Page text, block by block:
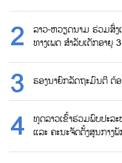
ລາວ-ຫວຽດນາມ ຮ່ວມສົ່ງ
ທາງເພດ ສຳລັບເດັກອາຍຸ
ຮອງນາຍົກລັດຖະມົນຕີ ຕ້
ທູດລາວເຂົ້າຮ່ວມພົບປະລ
ແລະ ຄະນະຈັດຕັ້ງສູນກາ